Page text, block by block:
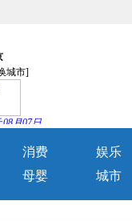
消费 娱乐
母婴 城市